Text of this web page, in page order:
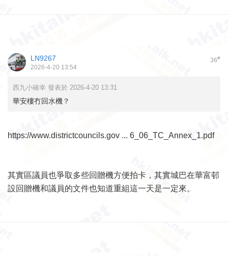
36#
LN9267
2026-4-20 13:54
西九小確幸 發表於 2026-4-20 13:31
華安樓冇回水機？
https://www.districtcouncils.gov ... 6_06_TC_Annex_1.pdf
其實區議員也爭取多些回贈機方便拍卡，其實城巴在華富邨
設回贈機和議員的文件也知道重組這一天是一定來。